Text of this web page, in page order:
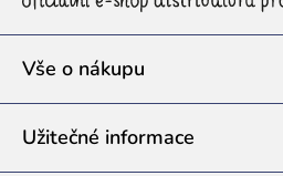
t
Vše o nákupu
Užitečné informace